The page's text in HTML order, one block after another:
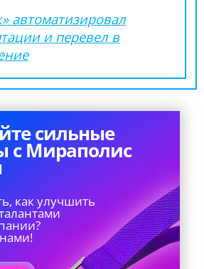
автоматизировал
и перевел в
сильные
с Мираполис
как улучшить